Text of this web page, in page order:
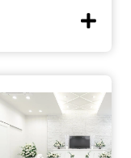
へ